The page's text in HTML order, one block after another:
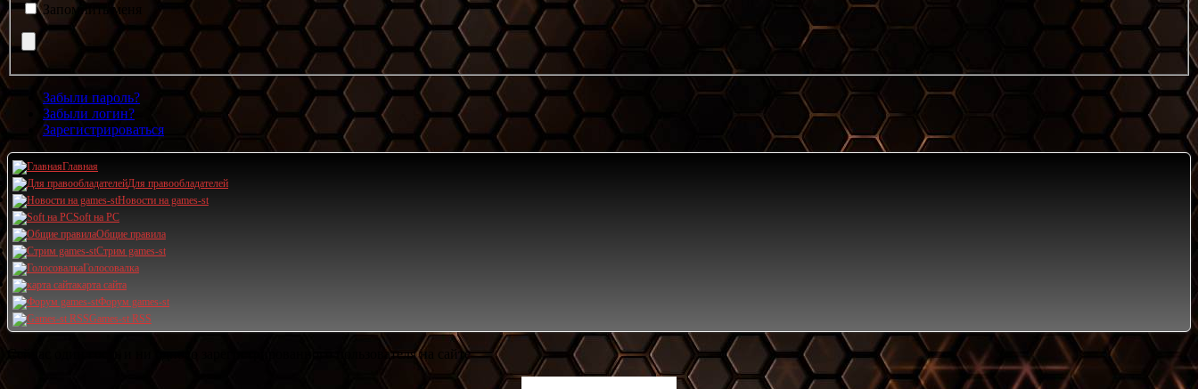
Запомнить меня
Забыли пароль?
Забыли логин?
Зарегистрироваться
Главная
Для правообладателей
Новости на games-st
Soft на PC
Общие правила
Стрим games-st
Голосовалка
карта сайта
Форум games-st
Games-st RSS
Сейчас один гость и ни одного зарегистрированного пользователя на сайте